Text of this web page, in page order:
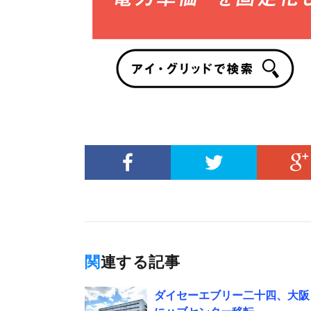
関連する記事
ダイセーエブリー二十四、大